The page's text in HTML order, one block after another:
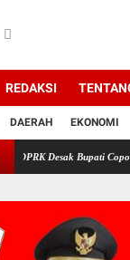
REDAKSI
DAERAH EKONOMI
Bupati Copot Camat Jangka